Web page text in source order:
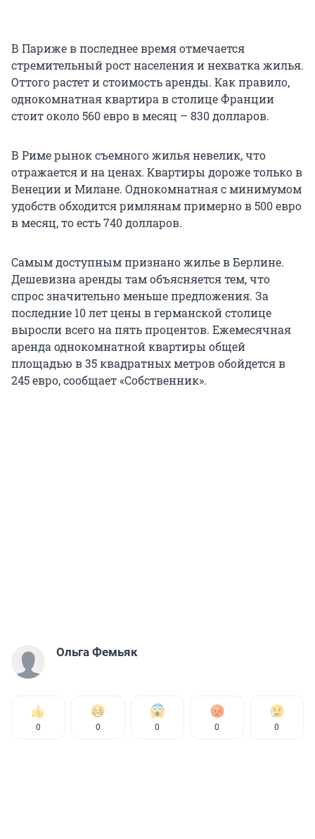
В Париже в последнее время отмечается
стремительный рост населения и нехватка жилья.
Оттого растет и стоимость аренды. Как правило,
однокомнатная квартира в столице Франции
стоит около 560 евро в месяц – 830 долларов.
В Риме рынок съемного жилья невелик, что
отражается и на ценах. Квартиры дороже только в
Венеции и Милане. Однокомнатная с минимумом
удобств обходится римлянам примерно в 500 евро
в месяц, то есть 740 долларов.
Самым доступным признано жилье в Берлине.
Дешевизна аренды там объясняется тем, что
спрос значительно меньше предложения. За
последние 10 лет цены в германской столице
выросли всего на пять процентов. Ежемесячная
аренда однокомнатной квартиры общей
площадью в 35 квадратных метров обойдется в
245 евро, сообщает «Собственник».
Ольга Фемьяк
0 0 0 0 0